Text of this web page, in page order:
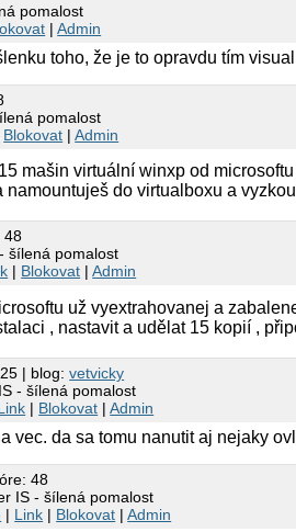
pomalost
|Admin
toho, že je to opravdu tím
pomalost
Blokovat |Admin
mašin virtuální winxp od
do virtualboxu a
48
šílená pomalost
| Blokovat |Admin
už vyextrahovanej a
, nastavit a udělat 15 kopií ,
| blog:vetvicky
- šílená pomalost
| Blokovat |Admin
vec. da sa tomu nanutit aj nejaky
48
IS - šílená pomalost
| Link | Blokovat |Admin